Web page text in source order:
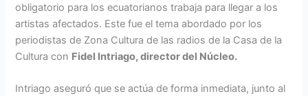
obligatorio para los ecuatorianos trabaja para llegar a los
artistas afectados. Este fue el tema abordado por los
periodistas de Zona Cultura de las radios de la Casa de la
Cultura con Fidel Intriago, director del Núcleo.
Intriago aseguró que se actúa de forma inmediata, junto al